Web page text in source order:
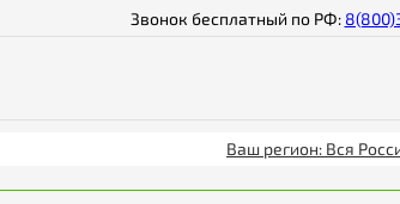
Звонок бесплатный по РФ:
Ваш регион: Вся